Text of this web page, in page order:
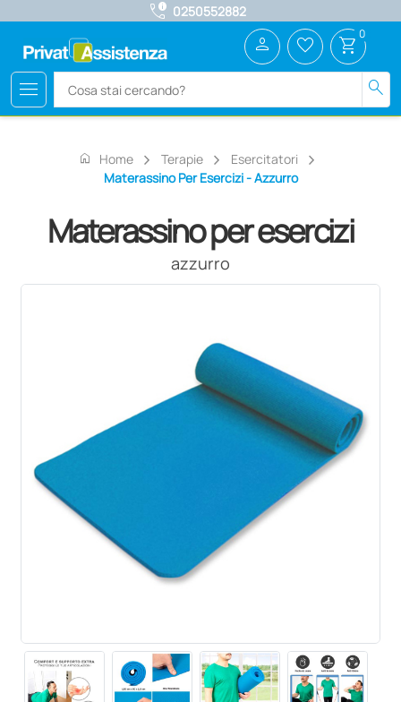
call_quality 0250552882
menu search
person favorite_border shopping_cart 0
home Home Terapie
Esercitatori
Materassino Per Esercizi - Azzurro
Materassino per esercizi
azzurro